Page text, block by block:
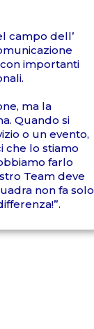
campo dell’
importanti
ma la
Quando si
o un evento,
che lo stiamo
farlo
Team deve
non fa solo